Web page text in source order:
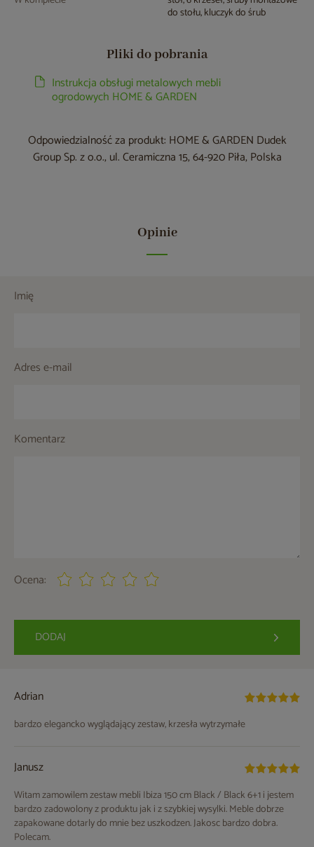
do stołu, kluczyk do śrub
Pliki do pobrania
Instrukcja obsługi metalowych mebli
ogrodowych HOME & GARDEN
Odpowiedzialność za produkt: HOME & GARDEN Dudek
Group Sp. z o.o., ul. Ceramiczna 15, 64-920 Piła, Polska
Opinie
Imię
Adres e-mail
Komentarz
Ocena:
DODAJ
Adrian
bardzo elegancko wyglądający zestaw, krzesła wytrzymałe
Janusz
Witam zamowilem zestaw mebli Ibiza 150 cm Black / Black 6+1 i jestem
bardzo zadowolony z produktu jak i z szybkiej wysylki. Meble dobrze
zapakowane dotarly do mnie bez uszkodzen. Jakosc bardzo dobra.
Polecam.